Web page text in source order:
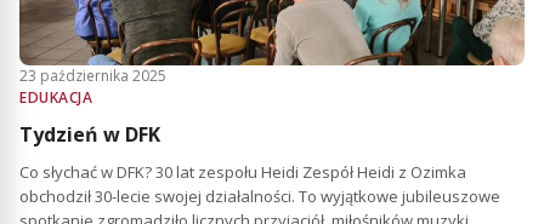
23 października 2025
EDUKACJA
Tydzień w DFK
Co słychać w DFK? 30 lat zespołu Heidi Zespół Heidi z Ozimka
obchodził 30-lecie swojej działalności. To wyjątkowe jubileuszowe